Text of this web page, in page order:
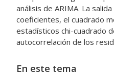
análisis de ARIMA. La
coeficientes, el cuadrado
estadísticos chi-cuadrado
autocorrelación de los
En este tema